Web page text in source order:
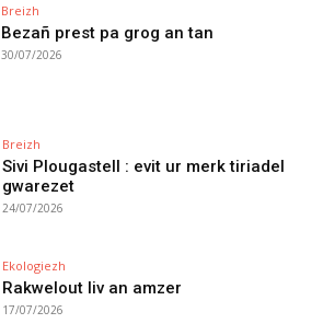
Breizh
Bezañ prest pa grog an tan
30/07/2026
Breizh
Sivi Plougastell : evit ur merk tiriadel
gwarezet
24/07/2026
Ekologiezh
Rakwelout liv an amzer
17/07/2026